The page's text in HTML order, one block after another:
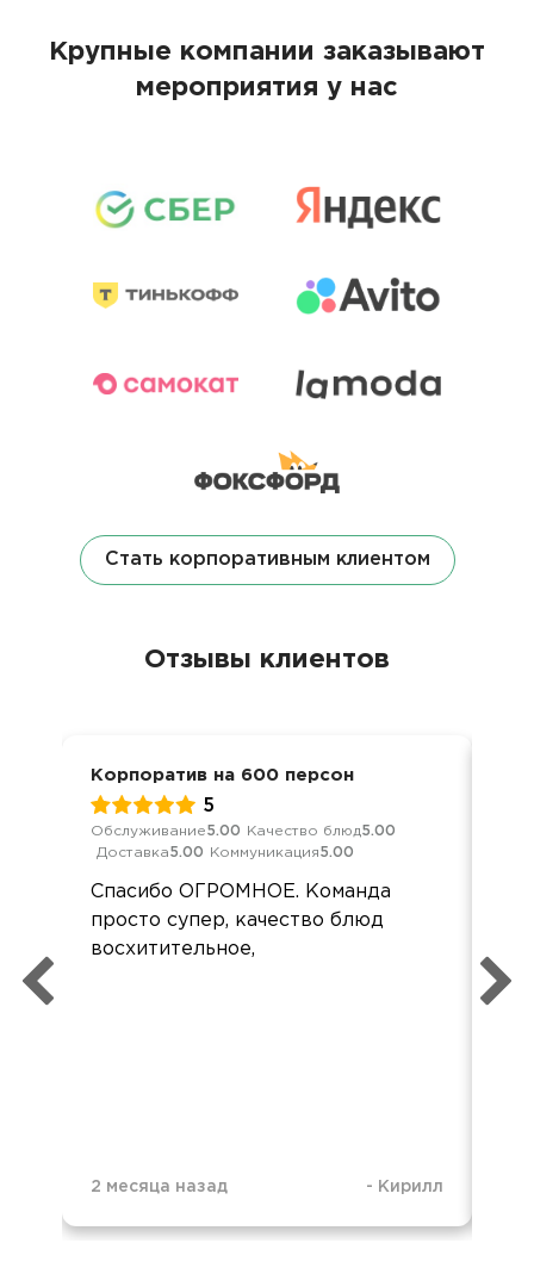
Крупные компании заказывают
мероприятия у нас
Стать корпоративным клиентом
Отзывы клиентов
Корпоратив на 600 персон
5
Обслуживание5.00 Качество блюд5.00
Доставка5.00 Коммуникация5.00
Спасибо ОГРОМНОЕ. Команда
просто супер, качество блюд
восхитительное,
2 месяца назад - Кирилл